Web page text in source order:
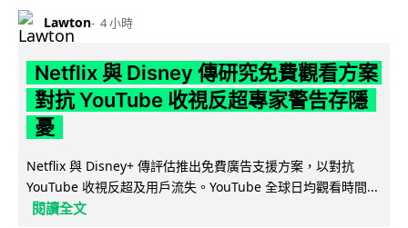
Lawton 4 小時
Netflix 與 Disney 傳研究免費觀看方案
對抗 YouTube 收視反超專家警告存隱
憂
Netflix 與 Disney+ 傳評估推出免費廣告支援方案，以對抗
YouTube 收視反超及用戶流失。YouTube 全球日均觀看時間...
閱讀全文